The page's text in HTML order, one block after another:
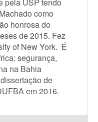
como
honrosa do
de 2015. Fez
of New York. É
segurança,
na Bahia
de
em 2016.